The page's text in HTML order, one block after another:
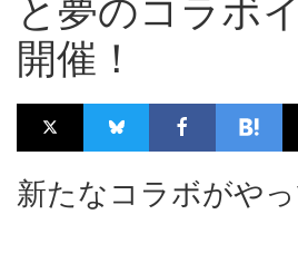
と夢のコラボ
開催！
新たなコラボがやっ